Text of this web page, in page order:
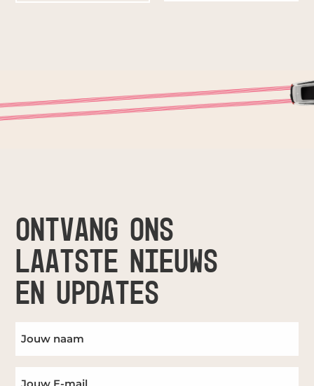
ONTVANG ONS
LAATSTE NIEUWS
EN UPDATES